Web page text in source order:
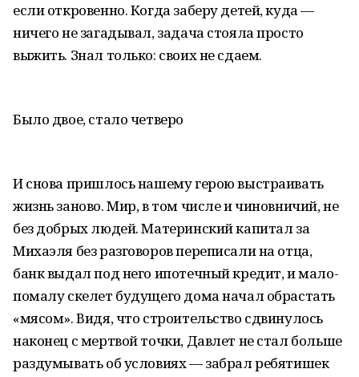
если откровенно. Когда заберу детей, куда —
ничего не загадывал, задача стояла просто
выжить. Знал только: своих не сдаем.
Было двое, стало четверо
И снова пришлось нашему герою выстраивать
жизнь заново. Мир, в том числе и чиновничий, не
без добрых людей. Материнский капитал за
Михаэля без разговоров переписали на отца,
банк выдал под него ипотечный кредит, и мало-
помалу скелет будущего дома начал обрастать
«мясом». Видя, что строительство сдвинулось
наконец с мертвой точки, Давлет не стал больше
раздумывать об условиях — забрал ребятишек